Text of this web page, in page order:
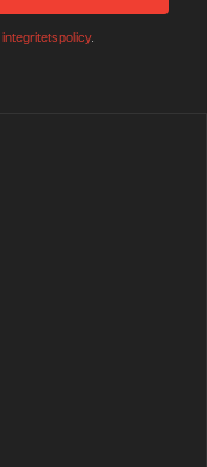
integritetspolicy.